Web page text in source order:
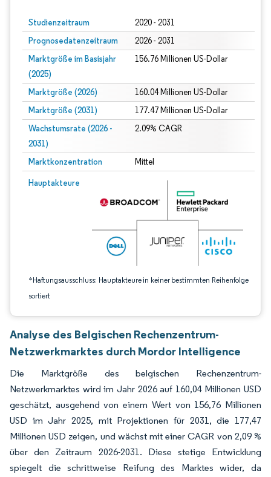
Studienzeitraum 2020 - 2031
Prognosedatenzeitraum 2026 - 2031
Marktgröße im Basisjahr
(2025)
156.76 Millionen US-Dollar
Marktgröße (2026) 160.04 Millionen US-Dollar
Marktgröße (2031) 177.47 Millionen US-Dollar
Wachstumsrate (2026 -
2031)
2.09% CAGR
Marktkonzentration Mittel
Hauptakteure
*Haftungsausschluss: Hauptakteure in keiner bestimmten Reihenfolge
sortiert
Bild © Mordor Intelligence. Wiederverwendung erfordert Namensnennung
Analyse des Belgischen Rechenzentrum-
Netzwerkmarktes durch Mordor Intelligence
Die Marktgröße des belgischen Rechenzentrum-
Netzwerkmarktes wird im Jahr 2026 auf 160,04 Millionen USD
geschätzt, ausgehend von einem Wert von 156,76 Millionen
USD im Jahr 2025, mit Projektionen für 2031, die 177,47
Millionen USD zeigen, und wächst mit einer CAGR von 2,09 %
über den Zeitraum 2026-2031. Diese stetige Entwicklung
spiegelt die schrittweise Reifung des Marktes wider, da